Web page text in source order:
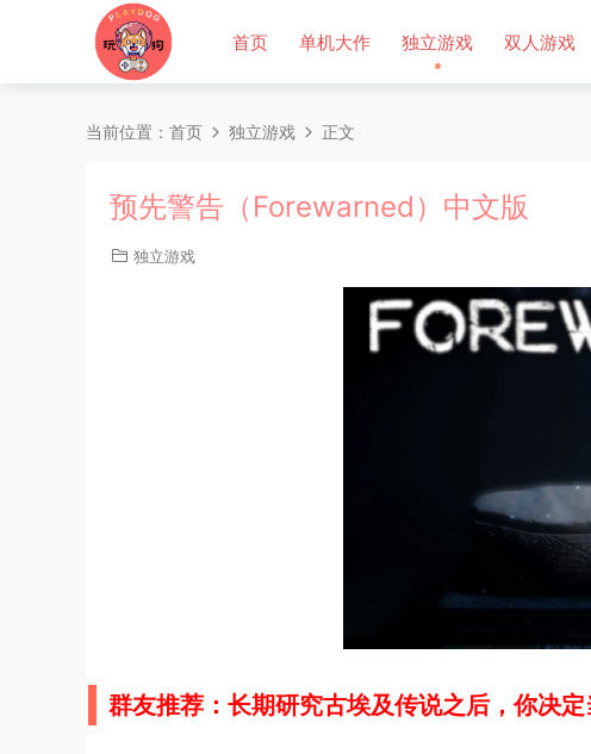
首页 单机大作 独立游戏 双人游戏
当前位置： 首页 独立游戏 正文
预先警告（Forewarned）中文版
独立游戏
群友推荐：长期研究古埃及传说之后，你决定